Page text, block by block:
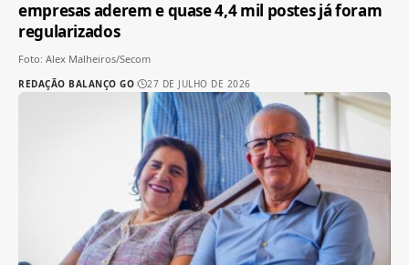
empresas aderem e quase 4,4 mil postes já foram
regularizados
Foto: Alex Malheiros/Secom
REDAÇÃO BALANÇO GO 27 DE JULHO DE 2026